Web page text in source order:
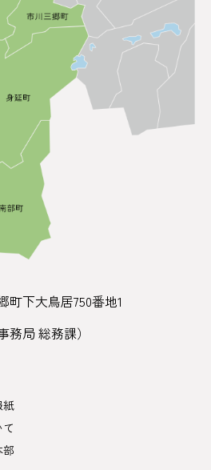
町下大鳥居750番地1
務局 総務課）
紙